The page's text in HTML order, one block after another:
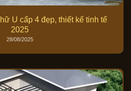
U cấp 4 đẹp, thiết kế tinh tế
2025
28/08/2025